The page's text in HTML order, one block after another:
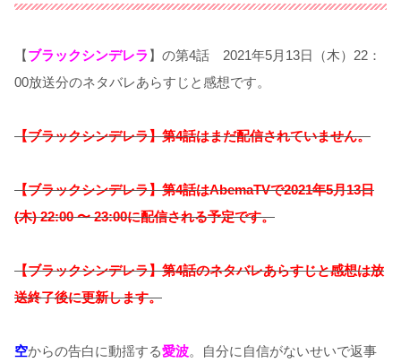
【ブラックシンデレラ】の第4話 2021年5月13日（木）22：
00放送分のネタバレあらすじと感想です。
【ブラックシンデレラ】第4話はまだ配信されていません。
【ブラックシンデレラ】第4話はAbemaTVで2021年5月13日
(木) 22:00 〜 23:00に配信される予定です。
【ブラックシンデレラ】第4話のネタバレあらすじと感想は放
送終了後に更新します。
空からの告白に動揺する愛波。自分に自信がないせいで返事